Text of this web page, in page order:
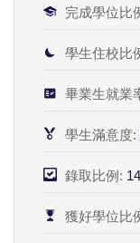
完成學位比
學生住校比
畢業生就業
學生滿意度:
錄取比例:
獲好學位比